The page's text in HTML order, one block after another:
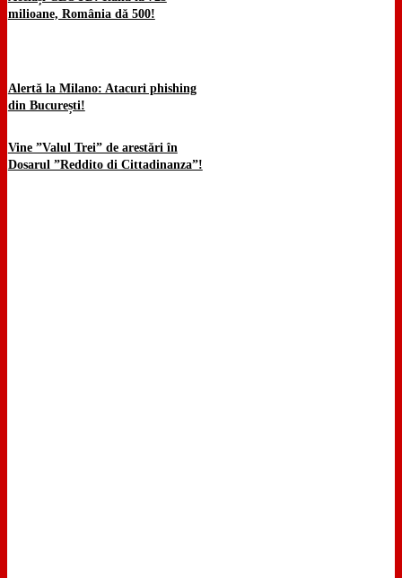
milioane, România dă 500!
Alertă la Milano: Atacuri phishing
din București!
Vine ”Valul Trei” de arestări în
Dosarul ”Reddito di Cittadinanza”!